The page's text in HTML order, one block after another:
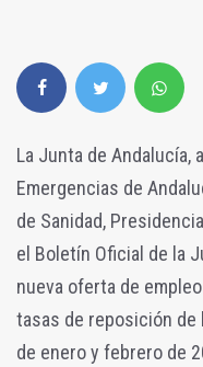
La Junta de Andalucía,
Emergencias de
de Sanidad,
el Boletín Oficial de la
nueva oferta de
tasas de reposición de
de enero y febrero de